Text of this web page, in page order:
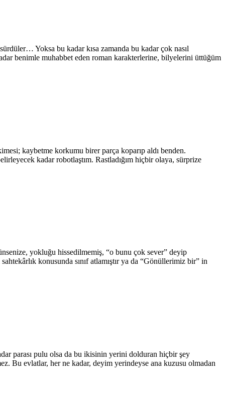
Yoksa bu kadar kısa zamanda bu kadar çok nasıl
benimle muhabbet eden roman karakterlerine, bilyelerini üttüğüm
kaybetme korkumu birer parça koparıp aldı benden.
kadar robotlaştım. Rastladığım hiçbir olaya, sürprize
yokluğu hissedilmemiş, “o bunu çok sever” deyip
konusunda sınıf atlamıştır ya da “Gönüllerimiz bir” in
parası pulu olsa da bu ikisinin yerini dolduran hiçbir şey
Bu evlatlar, her ne kadar, deyim yerindeyse ana kuzusu olmadan